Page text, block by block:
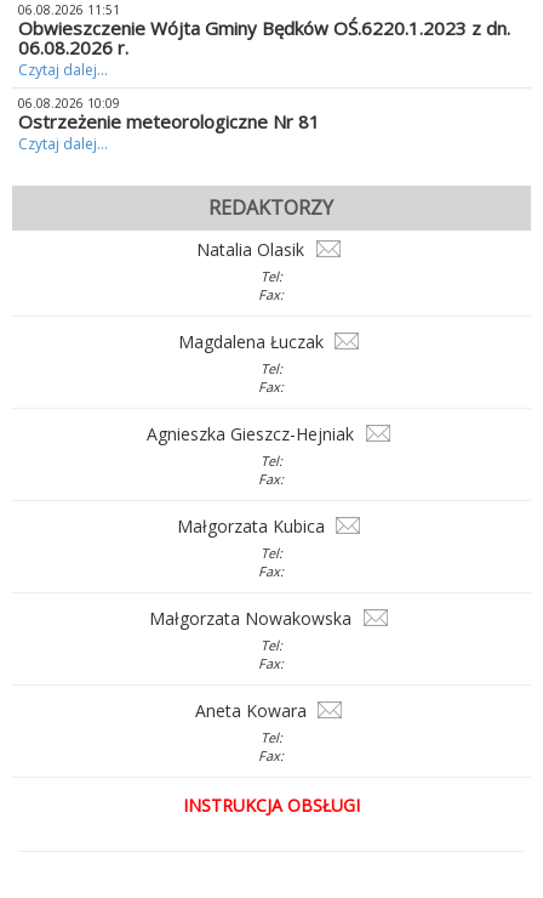
06.08.2026 11:51
Obwieszczenie Wójta Gminy Będków OŚ.6220.1.2023 z dn.
06.08.2026 r.
Czytaj dalej...
06.08.2026 10:09
Ostrzeżenie meteorologiczne Nr 81
Czytaj dalej...
REDAKTORZY
Natalia Olasik
Tel:
Fax:
Magdalena Łuczak
Tel:
Fax:
Agnieszka Gieszcz-Hejniak
Tel:
Fax:
Małgorzata Kubica
Tel:
Fax:
Małgorzata Nowakowska
Tel:
Fax:
Aneta Kowara
Tel:
Fax:
INSTRUKCJA OBSŁUGI